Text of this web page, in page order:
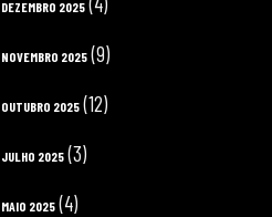
DEZEMBRO 2025
NOVEMBRO 2025 (9)
OUTUBRO 2025 (12)
JULHO 2025 (3)
MAIO 2025 (4)